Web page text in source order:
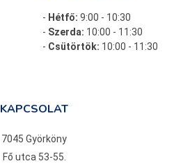
- Hétfő: 9:00 - 10:30
- Szerda: 10:00 - 11:30
- Csütörtök: 10:00 - 11:30
KAPCSOLAT
7045 Györköny
Fő utca 53-55.